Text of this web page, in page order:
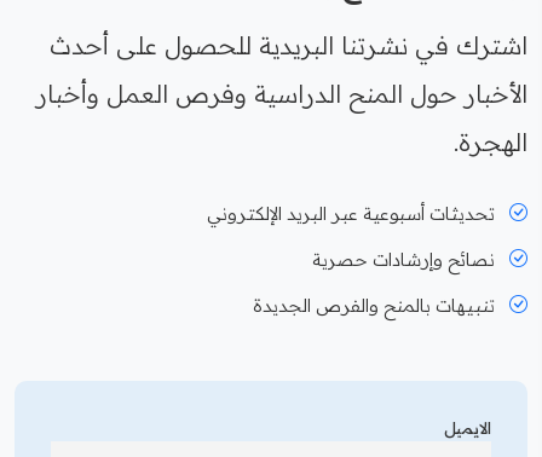
اشترك في نشرتنا البريدية للحصول على أحدث
الأخبار حول المنح الدراسية وفرص العمل وأخبار
الهجرة.
تحديثات أسبوعية عبر البريد الإلكتروني
نصائح وإرشادات حصرية
تنبيهات بالمنح والفرص الجديدة
الايميل